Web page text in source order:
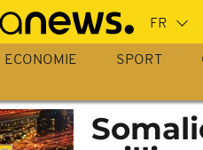
ECONOMIE SPORT